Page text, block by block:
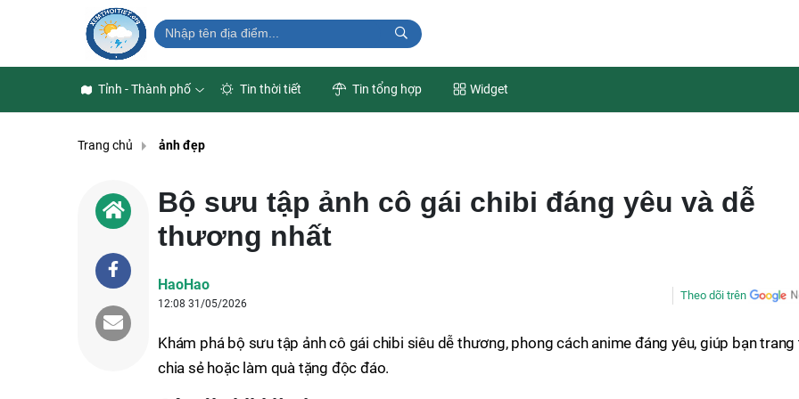
Tỉnh - Thành phố Tin thời tiết Tin tổng hợp Widget
Trang chủ ảnh đẹp
Bộ sưu tập ảnh cô gái chibi đáng yêu và dễ
thương nhất
HaoHao
12:08 31/05/2026
Theo dõi trên
Khám phá bộ sưu tập ảnh cô gái chibi siêu dễ thương, phong cách anime đáng yêu, giúp bạn trang
chia sẻ hoặc làm quà tặng độc đáo.